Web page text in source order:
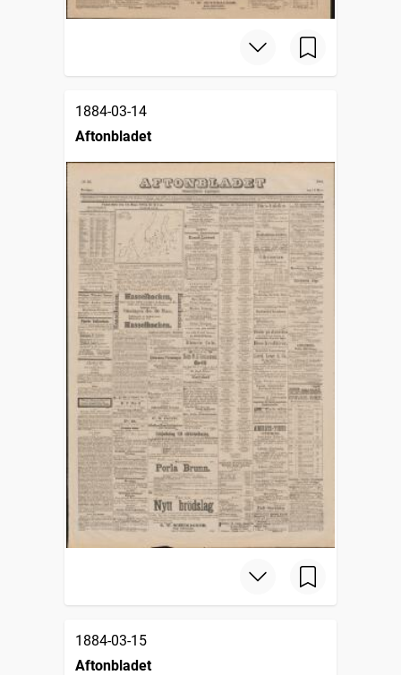
1884-03-14
Aftonbladet
1884-03-15
Aftonbladet